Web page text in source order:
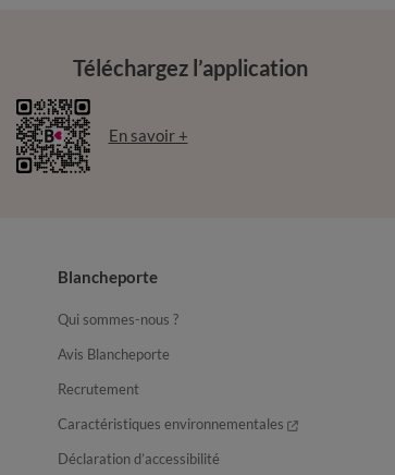
Téléchargez l’application
En savoir +
Blancheporte
Qui sommes-nous ?
Avis Blancheporte
Recrutement
Caractéristiques environnementales
Déclaration d’accessibilité